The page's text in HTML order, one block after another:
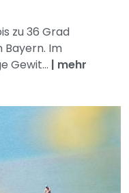
zu 36 Grad
Im
Gewit... | mehr